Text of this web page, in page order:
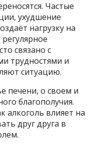
Частые
ухудшение
нагрузку на
связано с
трудностями и
ситуацию.
печени, о своем и
благополучия.
алкоголь влияет на
друг друга в